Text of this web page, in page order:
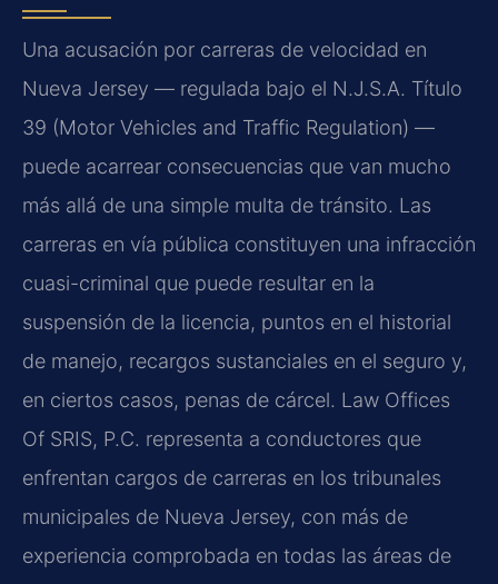
Una acusación por carreras de velocidad en
Nueva Jersey — regulada bajo el N.J.S.A. Título
39 (Motor Vehicles and Traffic Regulation) —
puede acarrear consecuencias que van mucho
más allá de una simple multa de tránsito. Las
carreras en vía pública constituyen una infracción
cuasi-criminal que puede resultar en la
suspensión de la licencia, puntos en el historial
de manejo, recargos sustanciales en el seguro y,
en ciertos casos, penas de cárcel. Law Offices
Of SRIS, P.C. representa a conductores que
enfrentan cargos de carreras en los tribunales
municipales de Nueva Jersey, con más de
experiencia comprobada en todas las áreas de